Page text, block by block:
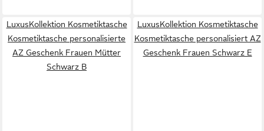
LuxusKollektion Kosmetiktasche
Kosmetiktasche personalisierte
AZ Geschenk Frauen Mütter
Schwarz B
LuxusKollektion Kosmetiktasche
Kosmetiktasche personalisiert AZ
Geschenk Frauen Schwarz E